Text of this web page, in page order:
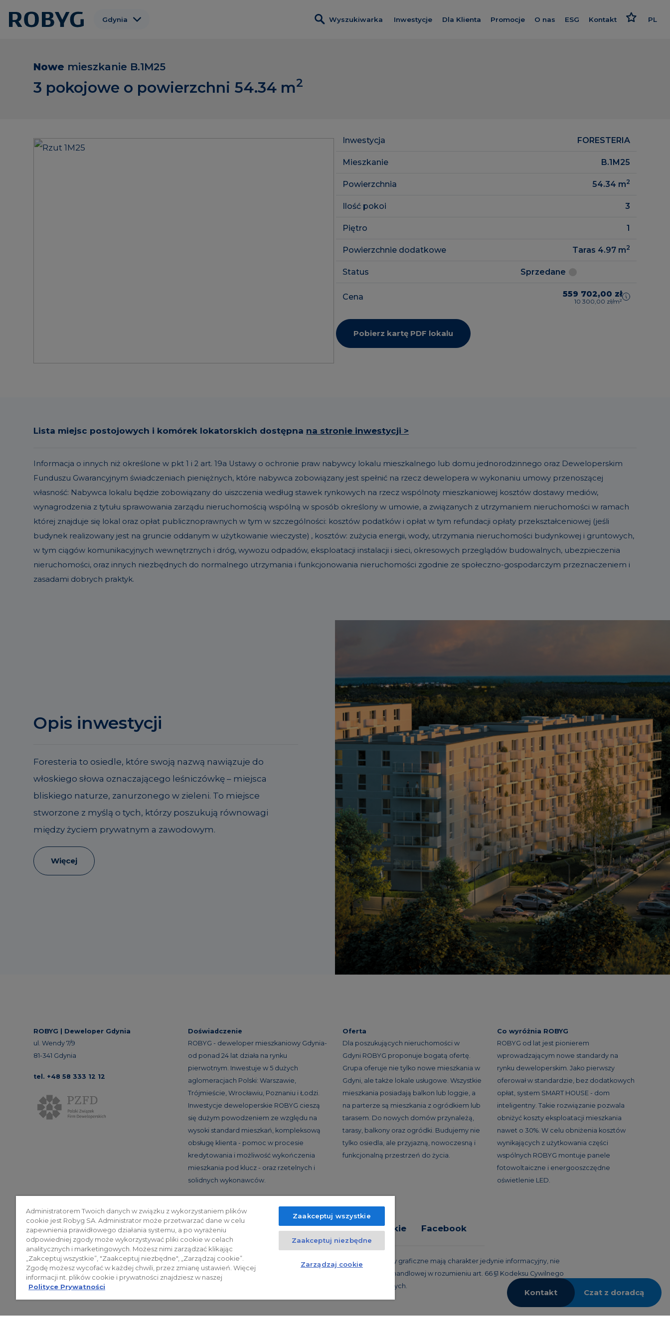
Gdynia
Gdańsk
Wyszukiwarka Inwestycje Dla Klienta Promocje O nas
Spółki Grupy
ESG Kontakt PL
Nowe mieszkanie B.1M25
3 pokojowe o powierzchni 54.34 m2
Inwestycja FORESTERIA
Mieszkanie B.1M25
Powierzchnia 54.34 m2
Ilość pokoi 3
Piętro 1
Powierzchnie dodatkowe Taras 4.97 m2
Status Sprzedane
Cena 559 702,00 zł
10 300,00 zł/m²
Pobierz kartę PDF lokalu
Lista miejsc postojowych i komórek lokatorskich dostępna na stronie inwestycji >
Informacja o innych niż określone w pkt 1 i 2 art. 19a Ustawy o ochronie praw nabywcy lokalu mieszkalnego lub domu jednorodzinnego oraz Deweloperskim
Funduszu Gwarancyjnym świadczeniach pieniężnych, które nabywca zobowiązany jest spełnić na rzecz dewelopera w wykonaniu umowy przenoszącej
własność: Nabywca lokalu będzie zobowiązany do uiszczenia według stawek rynkowych na rzecz wspólnoty mieszkaniowej kosztów dostawy mediów,
wynagrodzenia z tytułu sprawowania zarządu nieruchomością wspólną w sposób określony w umowie, a związanych z utrzymaniem nieruchomości w ramach
której znajduje się lokal oraz opłat publicznoprawnych w tym w szczególności: kosztów podatków i opłat w tym refundacji opłaty przekształceniowej (jeśli
budynek realizowany jest na gruncie oddanym w użytkowanie wieczyste) , kosztów: zużycia energii, wody, utrzymania nieruchomości budynkowej i gruntowych,
w tym ciągów komunikacyjnych wewnętrznych i dróg, wywozu odpadów, eksploatacji instalacji i sieci, okresowych przeglądów budowalnych, ubezpieczenia
nieruchomości, oraz innych niezbędnych do normalnego utrzymania i funkcjonowania nieruchomości zgodnie ze społeczno-gospodarczym przeznaczeniem i
zasadami dobrych praktyk.
Opis inwestycji
Foresteria to osiedle, które swoją nazwą nawiązuje do
włoskiego słowa oznaczającego leśniczówkę – miejsca
bliskiego naturze, zanurzonego w zieleni. To miejsce
stworzone z myślą o tych, którzy poszukują równowagi
między życiem prywatnym a zawodowym.
Więcej
ROBYG | Deweloper Gdynia
ul. Wendy 7/9
81-341 Gdynia
tel. +48 58 333 12 12
Doświadczenie
ROBYG - deweloper mieszkaniowy Gdynia-
od ponad 24 lat działa na rynku
pierwotnym. Inwestuje w 5 dużych
aglomeracjach Polski: Warszawie,
Trójmieście, Wrocławiu, Poznaniu i Łodzi.
Inwestycje deweloperskie ROBYG cieszą
się dużym powodzeniem ze względu na
wysoki standard mieszkań, kompleksową
obsługę klienta - pomoc w procesie
kredytowania i możliwość wykończenia
mieszkania pod klucz - oraz rzetelnych i
solidnych wykonawców.
Oferta
Dla poszukujących nieruchomości w
Gdyni ROBYG proponuje bogatą ofertę.
Grupa oferuje nie tylko nowe mieszkania w
Gdyni, ale także lokale usługowe. Wszystkie
mieszkania posiadają balkon lub loggie, a
na parterze są mieszkania z ogródkiem lub
tarasem. Do nowych domów przynależą,
tarasy, balkony oraz ogródki. Budujemy nie
tylko osiedla, ale przyjazną, nowoczesną i
funkcjonalną przestrzeń do życia.
Co wyróżnia ROBYG
ROBYG od lat jest pionierem
wprowadzającym nowe standardy na
rynku deweloperskim. Jako pierwszy
oferował w standardzie, bez dodatkowych
opłat, system SMART HOUSE - dom
inteligentny. Takie rozwiązanie pozwala
obniżyć koszty eksploatacji mieszkania
nawet o 30%. W celu obniżenia kosztów
wynikających z użytkowania części
wspólnych ROBYG montuje panele
fotowoltaiczne i energooszczędne
oświetlenie LED.
Polityka prywatności Relacje inwestorskie Facebook
© 2026 ROBYG. Wszystkie prawa zastrzeżone. Powyższa oferta i przedstawione materiały graficzne mają charakter jedynie informacyjny, nie
mogą być traktowane jako ostateczne projekty realizacyjne, nie stanowią również oferty handlowej w rozumieniu art. 66 §1 Kodeksu Cywilnego
oraz innych właściwych przepisów prawnych.
Kontakt Czat z doradcą
Administratorem Twoich danych w związku z wykorzystaniem plików
cookie jest Robyg SA. Administrator może przetwarzać dane w celu
zapewnienia prawidłowego działania systemu, a po wyrażeniu
odpowiedniej zgody może wykorzystywać pliki cookie w celach
analitycznych i marketingowych. Możesz nimi zarządzać klikając
„Zakceptuj wszystkie”, "Zaakceptuj niezbędne", „Zarządzaj cookie”.
Zgodę możesz wycofać w każdej chwili, przez zmianę ustawień. Więcej
informacji nt. plików cookie i prywatności znajdziesz w naszej
Polityce Prywatności
Zaakceptuj wszystkie
Zaakceptuj niezbędne
Zarządzaj cookie